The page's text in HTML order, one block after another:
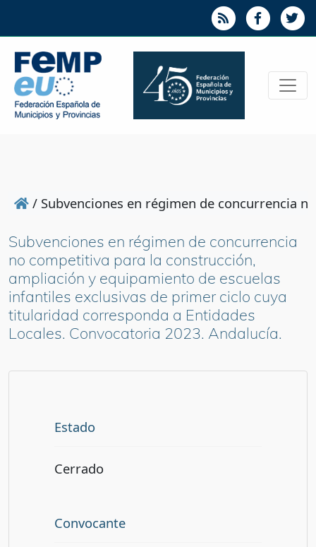
/ Subvenciones en régimen de concurrencia
Subvenciones en régimen de concurrencia
no competitiva para la construcción,
ampliación y equipamiento de escuelas
infantiles exclusivas de primer ciclo cuya
titularidad corresponda a Entidades
Locales. Convocatoria 2023. Andalucía.
Estado
Cerrado
Convocante